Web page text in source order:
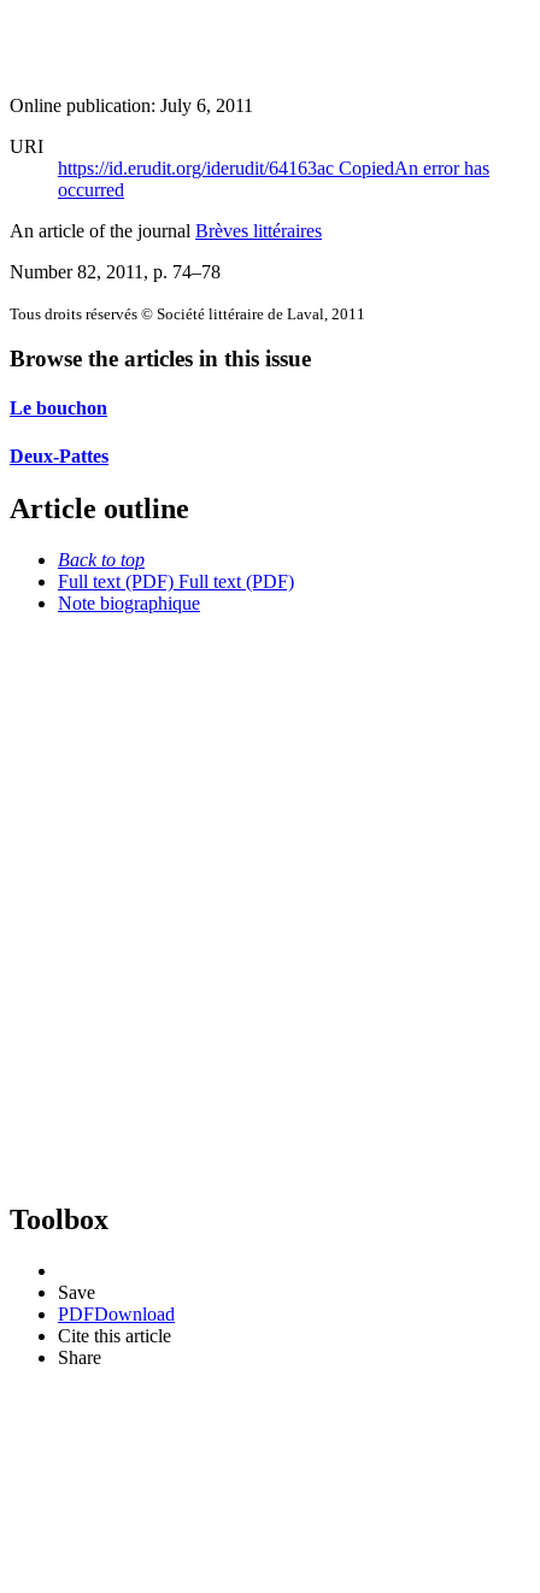
Online publication: July 6, 2011
URI
https://id.erudit.org/iderudit/64163ac CopiedAn error has
occurred
An article of the journal Brèves littéraires
Number 82, 2011 , p. 74–78
Tous droits réservés © Société littéraire de Laval, 2011
Browse the articles in this issue
Le bouchon
Deux-Pattes
Article outline
Back to top
Full text (PDF) Full text (PDF)
Note biographique
Toolbox
Save
PDFDownload
Cite this article
Share